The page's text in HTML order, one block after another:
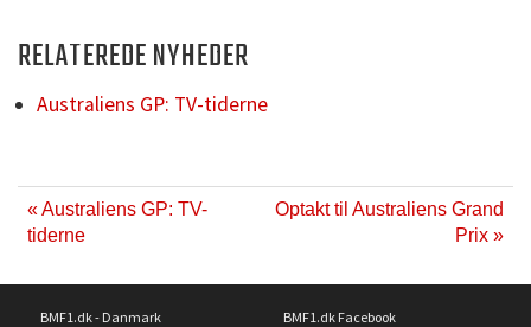
RELATEREDE NYHEDER
Australiens GP: TV-tiderne
« Australiens GP: TV-
tiderne
Optakt til Australiens Grand
Prix »
BMF1.dk - Danmark BMF1.dk Facebook